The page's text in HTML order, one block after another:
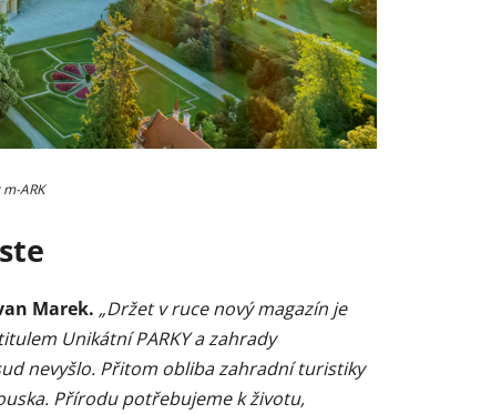
ARK
Marek. „Držet v ruce nový magazín je
Unikátní PARKY a zahrady
nevyšlo. Přitom obliba zahradní turistiky
Přírodu potřebujeme k životu,